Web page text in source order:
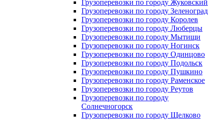
Грузоперевозки по городу Жуковский
Грузоперевозки по городу Зеленоград
Грузоперевозки по городу Королев
Грузоперевозки по городу Люберцы
Грузоперевозки по городу Мытищи
Грузоперевозки по городу Ногинск
Грузоперевозки по городу Одинцово
Грузоперевозки по городу Подольск
Грузоперевозки по городу Пушкино
Грузоперевозки по городу Раменское
Грузоперевозки по городу Реутов
Грузоперевозки по городу
Солнечногорск
Грузоперевозки по городу Щелково